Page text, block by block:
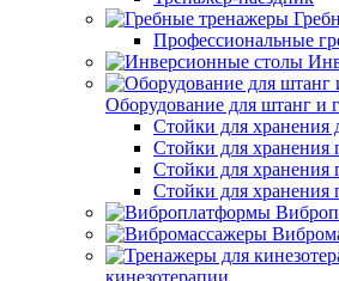
Профессиональные
Оборудование для штанг и
Стойки для хранения
Стойки для хранения
Стойки для хранения
Стойки для хранения
кинезотерапии